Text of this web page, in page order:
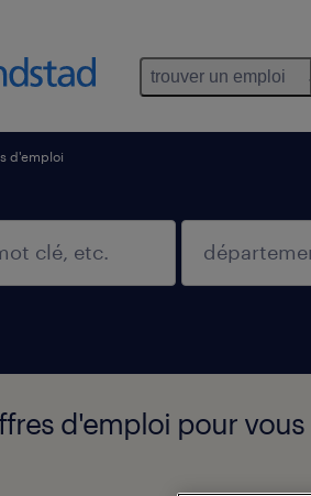
trouver un emploi
d'emploi
d'emploi pour vous